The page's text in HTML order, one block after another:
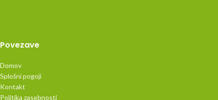
Povezave
Domov
Splošni pogoji
Kontakt
Politika zasebnosti